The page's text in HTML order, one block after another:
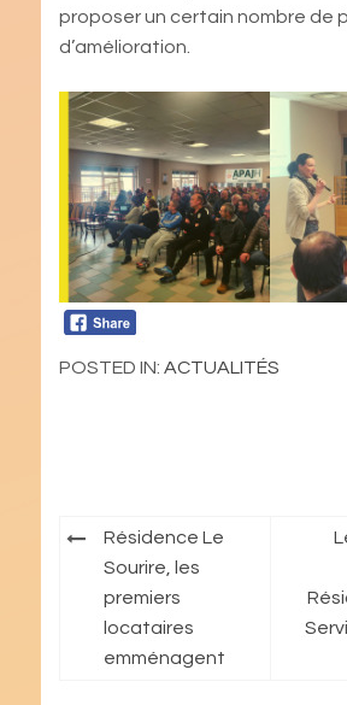
proposer un certain nombre de
d’amélioration.
POSTED IN: ACTUALITÉS
Navigation
l’article
Résidence Le
Sourire, les
premiers
locataires
emménagent